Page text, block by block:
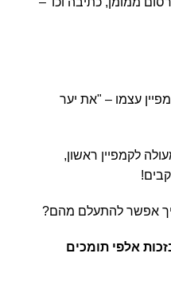
עצמו – "את יער
לקמפיין ראשון,
אפשר להתעלם מהם?
אלפי תומכים